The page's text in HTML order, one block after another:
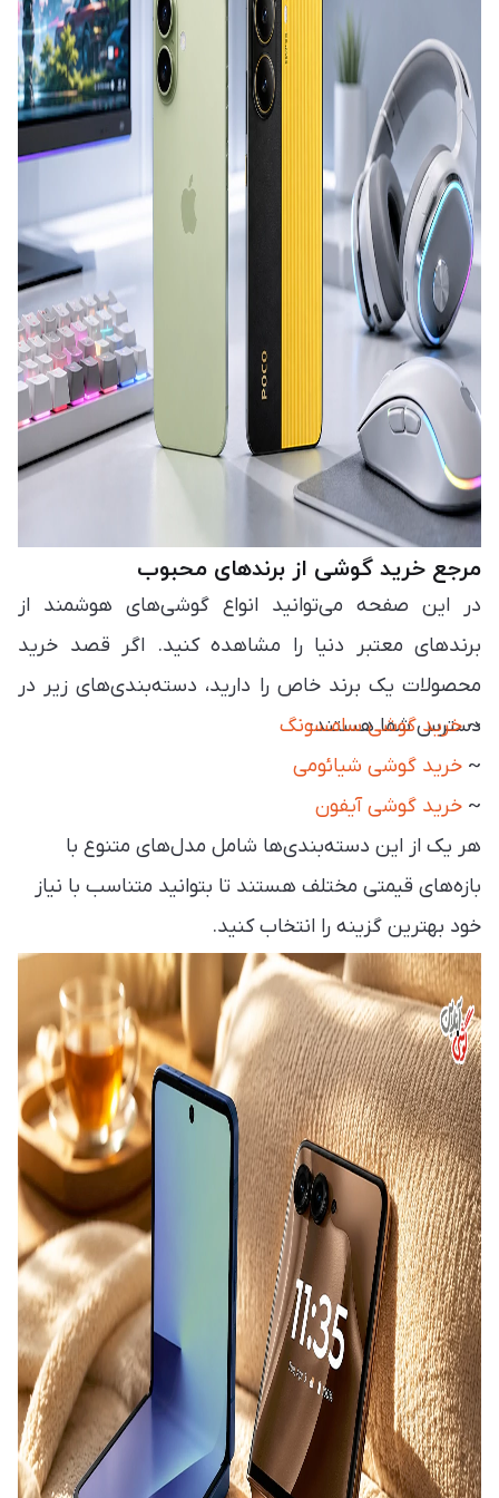
مرجع خرید گوشی از برندهای محبوب
در این صفحه می‌توانید انواع گوشی‌های هوشمند از
برندهای معتبر دنیا را مشاهده کنید. اگر قصد خرید
محصولات یک برند خاص را دارید، دسته‌بندی‌های زیر در
دسترس شما هستند:
~خرید گوشی سامسونگ
~ خرید گوشی شیائومی
~ خرید گوشی آیفون
هر یک از این دسته‌بندی‌ها شامل مدل‌های متنوع با
بازه‌های قیمتی مختلف هستند تا بتوانید متناسب با نیاز
خود بهترین گزینه را انتخاب کنید.